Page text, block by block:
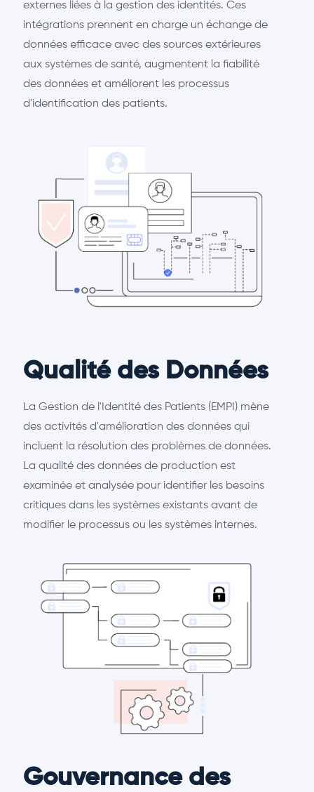
externes liées à la gestion des identités. Ces
intégrations prennent en charge un échange de
données efficace avec des sources extérieures
aux systèmes de santé, augmentent la fiabilité
des données et améliorent les processus
d'identification des patients.
Qualité des Données
La Gestion de l'Identité des Patients (EMPI) mène
des activités d'amélioration des données qui
incluent la résolution des problèmes de données.
La qualité des données de production est
examinée et analysée pour identifier les besoins
critiques dans les systèmes existants avant de
modifier le processus ou les systèmes internes.
Gouvernance des